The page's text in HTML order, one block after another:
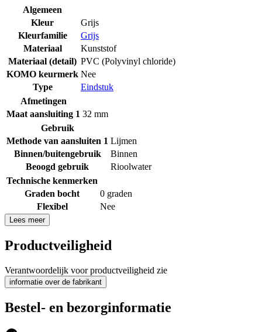
Algemeen
Kleur
Grijs
Kleurfamilie
Grijs
Materiaal
Kunststof
Materiaal (detail) PVC (Polyvinyl chloride)
KOMO keurmerk Nee
Type
Eindstuk
Afmetingen
Maat aansluiting 1 32 mm
Gebruik
Methode van aansluiten 1 Lijmen
Binnen/buitengebruik
Binnen
Beoogd gebruik
Rioolwater
Technische kenmerken
Graden bocht
0 graden
Flexibel
Nee
Lees meer
Productveiligheid
Verantwoordelijk voor productveiligheid zie
informatie over de fabrikant
Bestel- en bezorginformatie